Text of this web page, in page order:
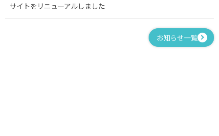
サイトをリニューアルしました
お知らせ一覧